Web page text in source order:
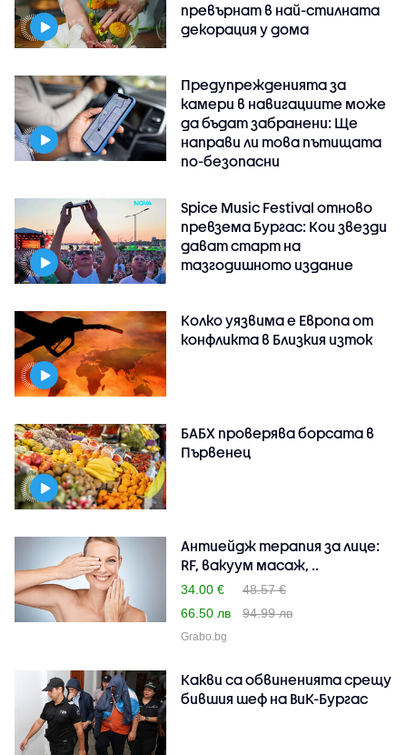
превърнат в най-стилната
декорация у дома
Предупрежденията за
камери в навигациите може
да бъдат забранени: Ще
направи ли това пътищата
по-безопасни
Spice Music Festival отново
превзема Бургас: Кои звезди
дават старт на
тазгодишното издание
Колко уязвима е Европа от
конфликта в Близкия изток
БАБХ проверява борсата в
Първенец
Антиейдж терапия за лице:
RF, вакуум масаж, ..
34.00 €
48.57 €
66.50 лв
94.99 лв
Grabo.bg
Какви са обвиненията срещу
бившия шеф на ВиК-Бургас